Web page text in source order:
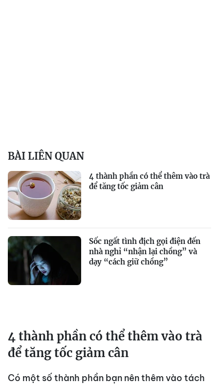
BÀI LIÊN QUAN
4 thành phần có thể thêm vào trà
để tăng tốc giảm cân
Sốc ngất tình địch gọi điện đến
nhà nghỉ “nhận lại chồng” và
dạy “cách giữ chồng”
4 thành phần có thể thêm vào trà
để tăng tốc giảm cân
Có một số thành phần bạn nên thêm vào tách